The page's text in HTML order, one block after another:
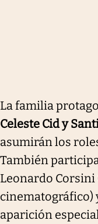
La familia
Celeste Cid y
asumirán los
También
Leonardo Corsini
cinematográfico)
aparición